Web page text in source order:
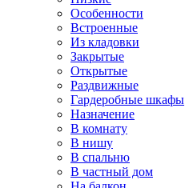
Особенности
Встроенные
Из кладовки
Закрытые
Открытые
Раздвижные
Гардеробные шкафы
Назначение
В комнату
В нишу
В спальню
В частный дом